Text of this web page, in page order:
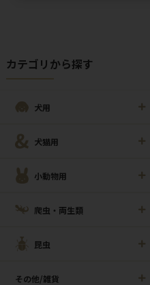
カテゴリから探す
犬用
犬猫用
小動物用
爬虫・両生類
昆虫
その他/雑貨